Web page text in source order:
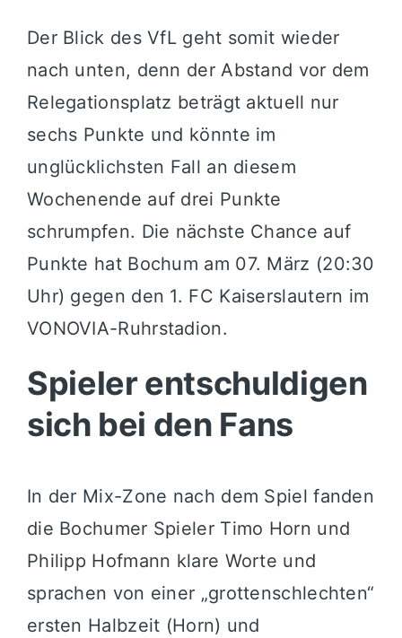
Der Blick des VfL geht somit wieder
nach unten, denn der Abstand vor dem
Relegationsplatz beträgt aktuell nur
sechs Punkte und könnte im
unglücklichsten Fall an diesem
Wochenende auf drei Punkte
schrumpfen. Die nächste Chance auf
Punkte hat Bochum am 07. März (20:30
Uhr) gegen den 1. FC Kaiserslautern im
VONOVIA-Ruhrstadion.
Spieler entschuldigen
sich bei den Fans
In der Mix-Zone nach dem Spiel fanden
die Bochumer Spieler Timo Horn und
Philipp Hofmann klare Worte und
sprachen von einer „grottenschlechten“
ersten Halbzeit (Horn) und